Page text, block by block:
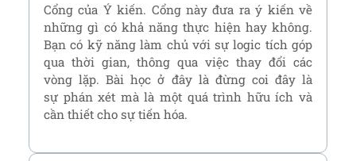
Cổng của Ý kiến. Cổng này đưa ra ý kiến về
những gì có khả năng thực hiện hay không.
Bạn có kỹ năng làm chủ với sự logic tích góp
qua thời gian, thông qua việc thay đổi các
vòng lặp. Bài học ở đây là đừng coi đây là
sự phán xét mà là một quá trình hữu ích và
cần thiết cho sự tiến hóa.